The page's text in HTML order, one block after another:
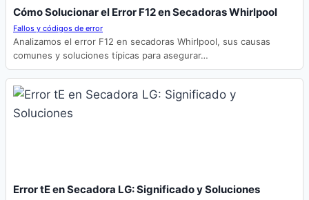
Cómo Solucionar el Error F12 en Secadoras Whirlpool
Fallos y códigos de error
Analizamos el error F12 en secadoras Whirlpool, sus causas
comunes y soluciones típicas para asegurar…
Error tE en Secadora LG: Significado y Soluciones